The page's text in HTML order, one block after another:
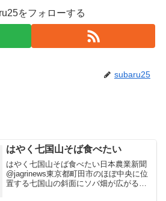
をフォローする
subaru25
はやく七国山そば食べたい
はやく七国山そば食べたい日本農業新聞
@jagrinews東京都町田市のほぼ中央に位
置する七国山の斜面にソバ畑が広がる。